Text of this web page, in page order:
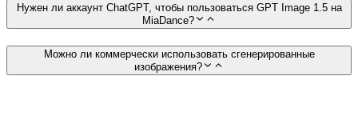
Нужен ли аккаунт ChatGPT, чтобы пользоваться GPT Image 1.5 на
MiaDance?
Можно ли коммерчески использовать сгенерированные
изображения?